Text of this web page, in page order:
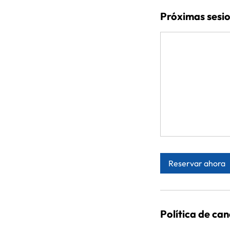
Próximas
Reservar ahora
Política de